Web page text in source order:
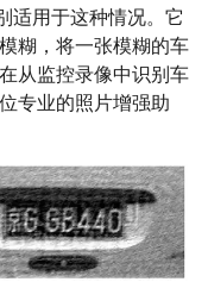
适用于这种情况。它
糊，将一张模糊的车
从监控录像中识别车
专业的照片增强助